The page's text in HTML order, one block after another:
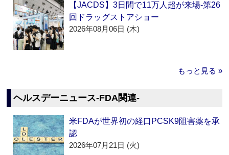
【JACDS】3日間で11万人超が来場‐第26
回ドラッグストアショー
2026年08月06日 (木)
もっと見る »
ヘルスデーニュース‐FDA関連‐
米FDAが世界初の経口PCSK9阻害薬を承
認
2026年07月21日 (火)